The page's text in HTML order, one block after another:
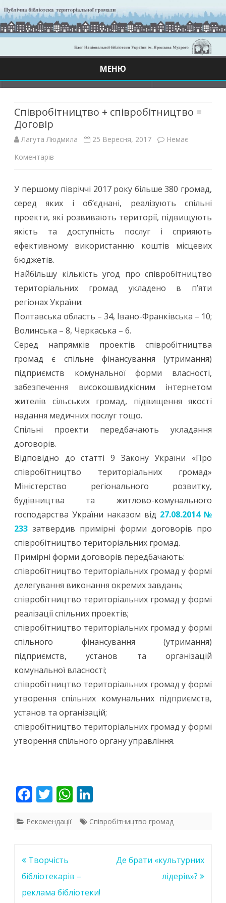
МЕНЮ
Співробітництво + співробітництво =
Договір
Лагута Людмила 25 Вересня, 2017
Немає
Коментарів
+
співробітництво
Договір
У першому півріччі 2017 року більше 380 громад,
серед яких і об’єднані, реалізують спільні
проекти, які розвивають території, підвищують
якість та доступність послуг і сприяють
ефективному використанню коштів місцевих
бюджетів.
Найбільшу кількість угод про співробітництво
територіальних громад укладено в п’яти
регіонах України:
Полтавська область – 34, Івано-Франківська – 10;
Волинська – 8, Черкаська – 6.
Серед напрямків проектів співробітництва
громад є спільне фінансування (утримання)
підприємств комунальної форми власності,
забезпечення високошвидкісним інтернетом
жителів сільських громад, підвищення якості
надання медичних послуг тощо.
Спільні проекти передбачають укладання
договорів.
Відповідно до статті 9 Закону України «Про
співробітництво територіальних громад»
Міністерство регіонального розвитку,
будівництва та житлово-комунального
господарства України наказом від 27.08.2014 №
233 затвердив примірні форми договорів про
співробітництво територіальних громад.
Примірні форми договорів передбачають:
співробітництво територіальних громад у формі
делегування виконання окремих завдань;
співробітництво територіальних громад у формі
реалізації спільних проектів;
співробітництво територіальних громад у формі
спільного фінансування (утримання)
підприємств, установ та організацій
комунальної власності;
співробітництво територіальних громад у формі
утворення спільних комунальних підприємств,
установ та організацій;
співробітництво територіальних громад у формі
утворення спільного органу управління.
F
e
o
o
k
T
itt
W
at
p
p
k
Рекомендації Співробітництво громад
Навігація
записів
Творчість
бібліотекарів –
реклама бібліотеки!
Де брати «культурних
лідерів»?